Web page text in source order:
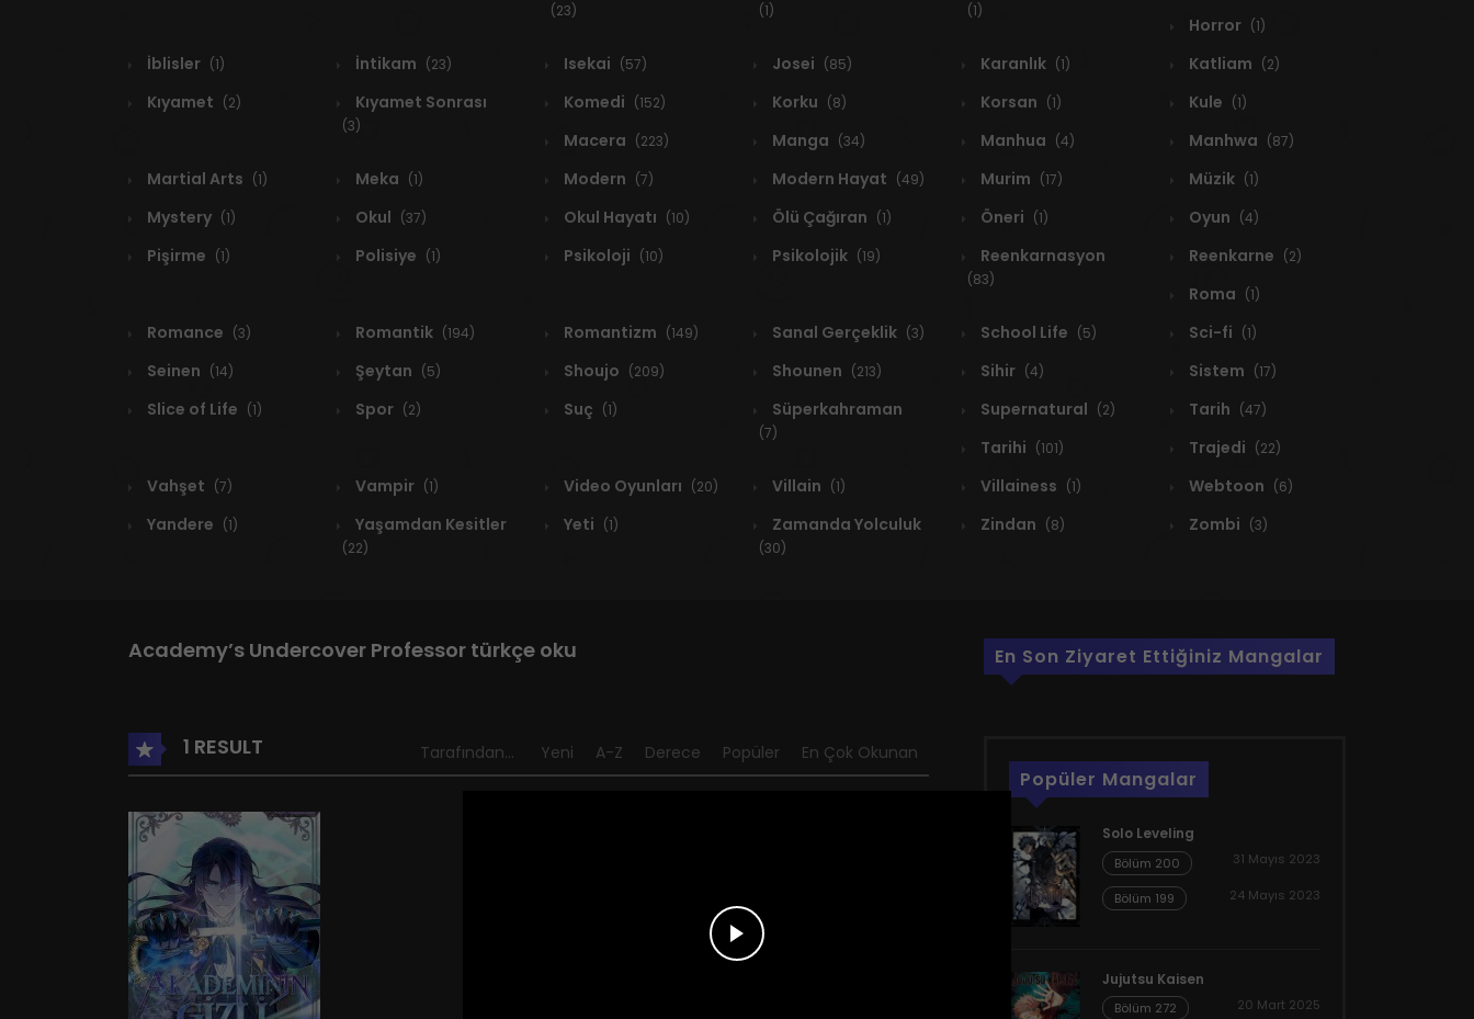
(23) (1) (1)
Horror (1)
İblisler (1) İntikam (23) Isekai (57) Josei (85) Karanlık (1) Katliam (2)
Kıyamet (2) Kıyamet Sonrası
(3)
Komedi (152) Korku (8) Korsan (1) Kule (1)
Macera (223) Manga (34) Manhua (4) Manhwa (87)
Martial Arts (1) Meka (1) Modern (7) Modern Hayat (49) Murim (17) Müzik (1)
Mystery (1) Okul (37) Okul Hayatı (10) Ölü Çağıran (1) Öneri (1) Oyun (4)
Pişirme (1) Polisiye (1) Psikoloji (10) Psikolojik (19) Reenkarnasyon
(83)
Reenkarne (2)
Roma (1)
Romance (3) Romantik (194) Romantizm (149) Sanal Gerçeklik (3) School Life (5) Sci-fi (1)
Seinen (14) Şeytan (5) Shoujo (209) Shounen (213) Sihir (4) Sistem (17)
Slice of Life (1) Spor (2) Suç (1) Süperkahraman
(7)
Supernatural (2) Tarih (47)
Tarihi (101) Trajedi (22)
Vahşet (7) Vampir (1) Video Oyunları (20) Villain (1) Villainess (1) Webtoon (6)
Yandere (1) Yaşamdan Kesitler
(22)
Yeti (1) Zamanda Yolculuk
(30)
Zindan (8) Zombi (3)
Academy’s Undercover Professor türkçe oku
1 RESULT Tarafından... Yeni A-Z Derece Popüler En Çok Okunan
En Son Ziyaret Ettiğiniz Mangalar
Popüler Mangalar
Solo Leveling
Bölüm 200 31 Mayıs 2023
Bölüm 199 24 Mayıs 2023
Jujutsu Kaisen
Bölüm 272 20 Mart 2025